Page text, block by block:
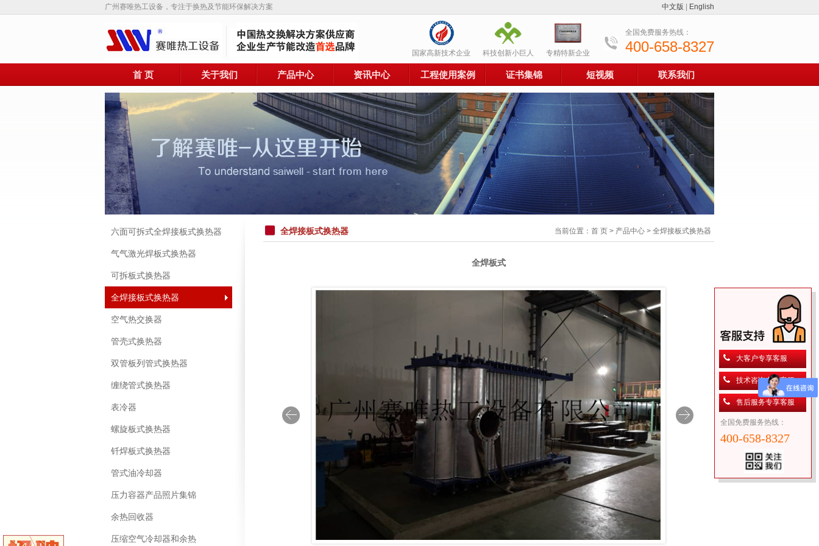
广州赛唯热工设备，专注于换热及节能环保解决方案 中文版 English
全国免费服务热线：
400-658-8327
国家高新技术企业 科技创新小巨人 专精特新企业
首 页 关于我们 产品中心 资讯中心 工程使用案例 证书集锦 短视频 联系我们
六面可拆式全焊接板式换热器
气气激光焊板式换热器
可拆板式换热器
全焊接板式换热器
空气热交换器
管壳式换热器
双管板列管式换热器
缠绕管式换热器
表冷器
螺旋板式换热器
钎焊板式换热器
管式油冷却器
压力容器产品照片集锦
余热回收器
压缩空气冷却器和余热
当前位置： 首 页 > 产品中心 > 全焊接板式换热器
全焊接板式换热器
全焊板式
大客户专享客服
技术咨询专享客服
售后服务专享客服
全国免费服务热线：
400-658-8327